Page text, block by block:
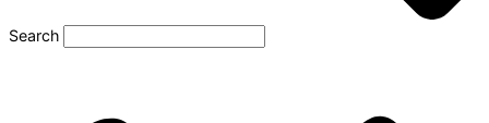
Search